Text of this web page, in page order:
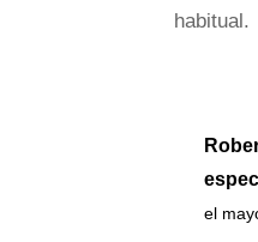
habitual.
el